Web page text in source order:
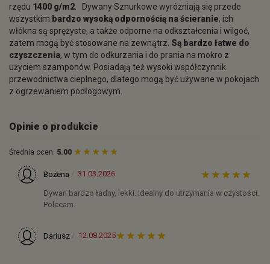
rzędu 1400 g/m2 . Dywany Sznurkowe wyróżniają się przede
wszystkim bardzo wysoką odpornością na ścieranie, ich
włókna są sprężyste, a także odporne na odkształcenia i wilgoć,
zatem mogą być stosowane na zewnątrz. Są bardzo łatwe do
czyszczenia, w tym do odkurzania i do prania na mokro z
użyciem szamponów. Posiadają też wysoki współczynnik
przewodnictwa cieplnego, dlatego mogą być używane w pokojach
z ogrzewaniem podłogowym.
Opinie o produkcie
Średnia ocen: 5.00
Bożena 31.03.2026
Dywan bardzo ładny, lekki. Idealny do utrzymania w czystości.
Polecam.
Dariusz 12.08.2025